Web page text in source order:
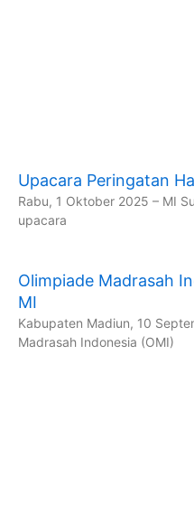
Upacara Peringatan
Rabu, 1 Oktober 2025 – MI
upacara
Olimpiade Madrasah
MI
Kabupaten Madiun, 10
Madrasah Indonesia (OMI)